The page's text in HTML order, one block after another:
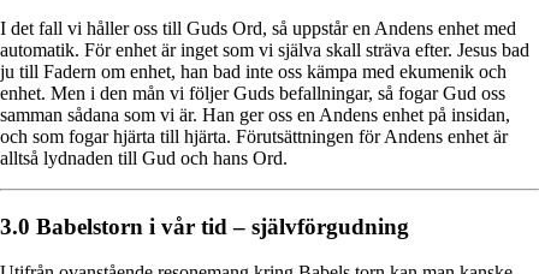
I det fall vi håller oss till Guds Ord, så uppstår en Andens enhet med
automatik. För enhet är inget som vi själva skall sträva efter. Jesus bad
ju till Fadern om enhet, han bad inte oss kämpa med ekumenik och
enhet. Men i den mån vi följer Guds befallningar, så fogar Gud oss
samman sådana som vi är. Han ger oss en Andens enhet på insidan,
och som fogar hjärta till hjärta. Förutsättningen för Andens enhet är
alltså lydnaden till Gud och hans Ord.
3.0 Babelstorn i vår tid – självförgudning